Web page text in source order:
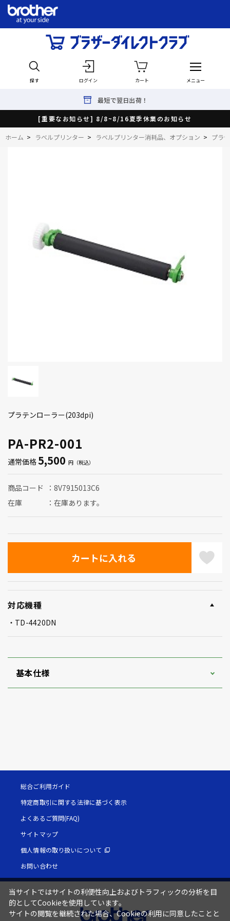
探す ログイン カート メニュー
最短で翌日出荷！
[重要なお知らせ] 8/8~8/16夏季休業のお知らせ
ホーム > ラベルプリンター > ラベルプリンター消耗品、オプション > プラ
PA-PR2-001
プラテンローラー(203dpi)
通常価格5,500
商品コード
8V7915013C6
在庫
在庫あります。
対応機種
TD-4420DN
基本仕様
総合ご利用ガイド
特定商取引に関する法律に基づく表示
よくあるご質問(FAQ)
サイトマップ
個人情報の取り扱いについて
お問い合わせ
当サイトではサイトの利便性向上およびトラフィックの分析を目
的としてCookieを使用しています。
サイトの閲覧を継続された場合、Cookieの利用に同意したことと